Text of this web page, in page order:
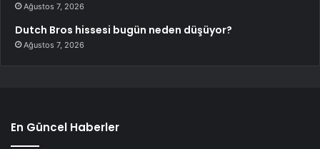
Ağustos 7, 2026
Dutch Bros hissesi bugün neden düşüyor?
Ağustos 7, 2026
En Güncel Haberler